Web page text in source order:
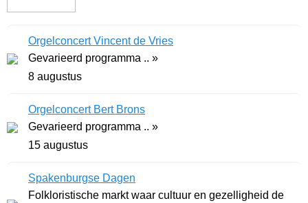
Orgelconcert Vincent de Vries
Gevarieerd programma .. »
8 augustus
Orgelconcert Bert Brons
Gevarieerd programma .. »
15 augustus
Spakenburgse Dagen
Folkloristische markt waar cultuur en gezelligheid de